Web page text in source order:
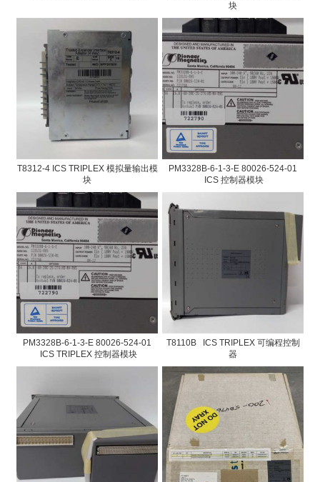
块
T8312-4 ICS TRIPLEX 模拟量输出模
块
PM3328B-6-1-3-E 80026-524-01
ICS 控制器模块
PM3328B-6-1-3-E 80026-524-01
ICS TRIPLEX 控制器模块
T8110B ICS TRIPLEX 可编程控制
器